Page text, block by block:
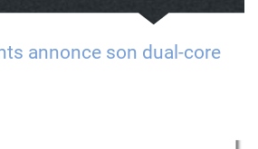
annonce son dual-core